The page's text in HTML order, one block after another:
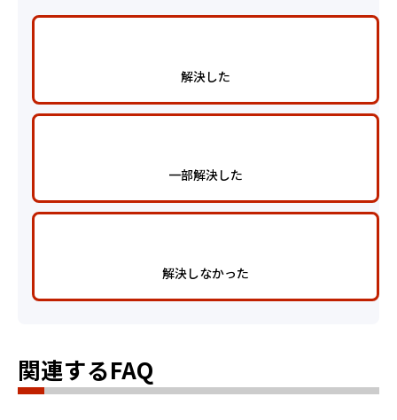
解決した
一部解決した
解決しなかった
関連するFAQ